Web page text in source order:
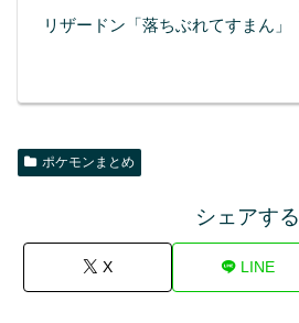
リザードン「落ちぶれてすまん」
ポケモンまとめ
シェアする
X LINE